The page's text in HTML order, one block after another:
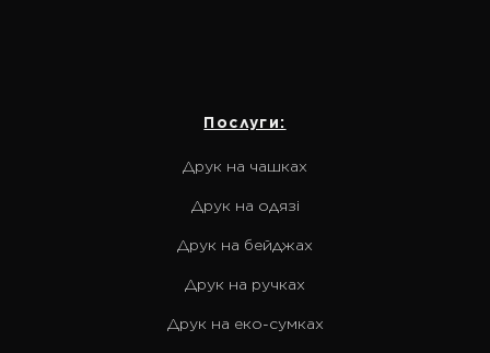
Послуги:
Друк на чашках
Друк на одязі
Друк на бейджах
Друк на ручках
Друк на еко-сумках